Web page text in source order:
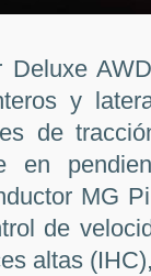
Deluxe
y
de
en
MG
de
altas